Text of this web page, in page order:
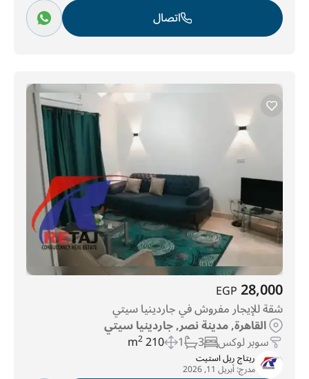
اتصال
28,000
EGP
شقة للإيجار مفروش في جاردينيا سيتي
القاهرة, مدينة نصر, جاردينيا سيتي
سوبر لوكس 3
1
210 m
2
ريتاج ريل استيت
مدرج:أبريل 11, 2026